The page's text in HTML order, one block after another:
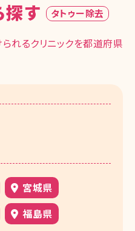
探す タトゥー除去
れるクリニックを都道府県
宮城県
福島県